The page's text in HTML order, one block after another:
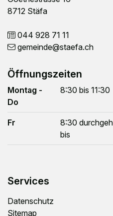
8712 Stäfa
044 928 71 11
gemeinde@staefa.ch
Öffnungszeiten
Montag -
Do
8:30 bis 11:30
Fr
8:30
bis
Services
Datenschutz
Sitemap